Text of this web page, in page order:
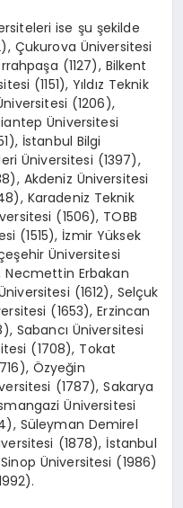
ise şu şekilde
Çukurova Üniversitesi
(1127), Bilkent
(1151), Yıldız Teknik
(1206),
Üniversitesi
İstanbul Bilgi
Üniversitesi (1397),
Akdeniz Üniversitesi
Karadeniz Teknik
(1506), TOBB
(1515), İzmir Yüksek
Üniversitesi
Necmettin Erbakan
(1612), Selçuk
(1653), Erzincan
Sabancı Üniversitesi
(1708), Tokat
Özyeğin
(1787), Sakarya
Üniversitesi
Süleyman Demirel
(1878), İstanbul
Üniversitesi (1986)